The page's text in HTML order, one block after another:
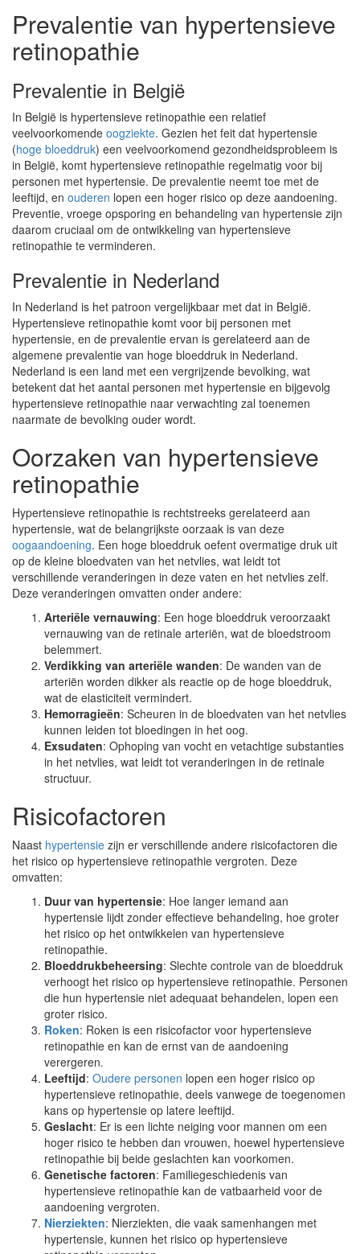
Prevalentie van hypertensieve
retinopathie
Prevalentie in België
In België is hypertensieve retinopathie een relatief
veelvoorkomende oogziekte. Gezien het feit dat hypertensie
(hoge bloeddruk) een veelvoorkomend gezondheidsprobleem is
in België, komt hypertensieve retinopathie regelmatig voor bij
personen met hypertensie. De prevalentie neemt toe met de
leeftijd, en ouderen lopen een hoger risico op deze aandoening.
Preventie, vroege opsporing en behandeling van hypertensie zijn
daarom cruciaal om de ontwikkeling van hypertensieve
retinopathie te verminderen.
Prevalentie in Nederland
In Nederland is het patroon vergelijkbaar met dat in België.
Hypertensieve retinopathie komt voor bij personen met
hypertensie, en de prevalentie ervan is gerelateerd aan de
algemene prevalentie van hoge bloeddruk in Nederland.
Nederland is een land met een vergrijzende bevolking, wat
betekent dat het aantal personen met hypertensie en bijgevolg
hypertensieve retinopathie naar verwachting zal toenemen
naarmate de bevolking ouder wordt.
Oorzaken van hypertensieve
retinopathie
Hypertensieve retinopathie is rechtstreeks gerelateerd aan
hypertensie, wat de belangrijkste oorzaak is van deze
oogaandoening. Een hoge bloeddruk oefent overmatige druk uit
op de kleine bloedvaten van het netvlies, wat leidt tot
verschillende veranderingen in deze vaten en het netvlies zelf.
Deze veranderingen omvatten onder andere:
Arteriële vernauwing: Een hoge bloeddruk veroorzaakt
vernauwing van de retinale arteriën, wat de bloedstroom
belemmert.
Verdikking van arteriële wanden: De wanden van de
arteriën worden dikker als reactie op de hoge bloeddruk,
wat de elasticiteit vermindert.
Hemorragieën: Scheuren in de bloedvaten van het netvlies
kunnen leiden tot bloedingen in het oog.
Exsudaten: Ophoping van vocht en vetachtige substanties
in het netvlies, wat leidt tot veranderingen in de retinale
structuur.
Risicofactoren
Naast hypertensie zijn er verschillende andere risicofactoren die
het risico op hypertensieve retinopathie vergroten. Deze
omvatten:
Duur van hypertensie: Hoe langer iemand aan
hypertensie lijdt zonder effectieve behandeling, hoe groter
het risico op het ontwikkelen van hypertensieve
retinopathie.
Bloeddrukbeheersing: Slechte controle van de bloeddruk
verhoogt het risico op hypertensieve retinopathie. Personen
die hun hypertensie niet adequaat behandelen, lopen een
groter risico.
Roken: Roken is een risicofactor voor hypertensieve
retinopathie en kan de ernst van de aandoening
verergeren.
Leeftijd: Oudere personen lopen een hoger risico op
hypertensieve retinopathie, deels vanwege de toegenomen
kans op hypertensie op latere leeftijd.
Geslacht: Er is een lichte neiging voor mannen om een
hoger risico te hebben dan vrouwen, hoewel hypertensieve
retinopathie bij beide geslachten kan voorkomen.
Genetische factoren: Familiegeschiedenis van
hypertensieve retinopathie kan de vatbaarheid voor de
aandoening vergroten.
Nierziekten: Nierziekten, die vaak samenhangen met
hypertensie, kunnen het risico op hypertensieve